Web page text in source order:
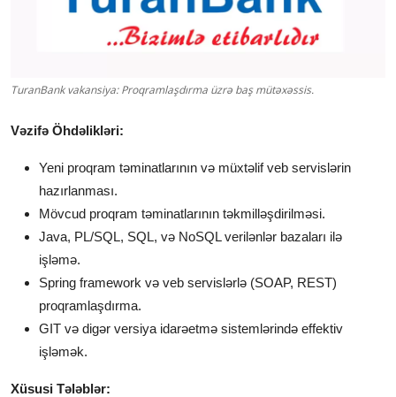
TuranBank vakansiya: Proqramlaşdırma üzrə baş mütəxəssis.
Vəzifə Öhdəlikləri:
Yeni proqram təminatlarının və müxtəlif veb servislərin
hazırlanması.
Mövcud proqram təminatlarının təkmilləşdirilməsi.
Java, PL/SQL, SQL, və NoSQL verilənlər bazaları ilə
işləmə.
Spring framework və veb servislərlə (SOAP, REST)
proqramlaşdırma.
GIT və digər versiya idarəetmə sistemlərində effektiv
işləmək.
Xüsusi Tələblər: